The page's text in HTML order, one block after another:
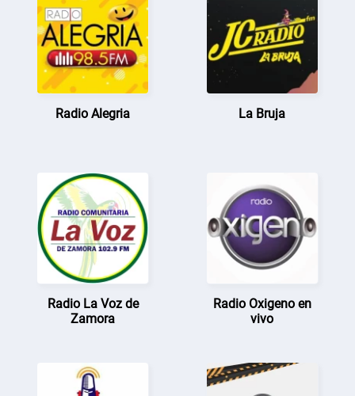
Radio Alegria La Bruja
Radio La Voz de
Zamora
Radio Oxigeno en
vivo